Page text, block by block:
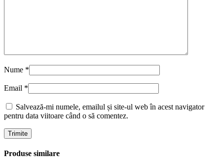
Nume *
Email *
Salvează-mi numele, emailul și site-ul web în acest navigator
pentru data viitoare când o să comentez.
Produse similare